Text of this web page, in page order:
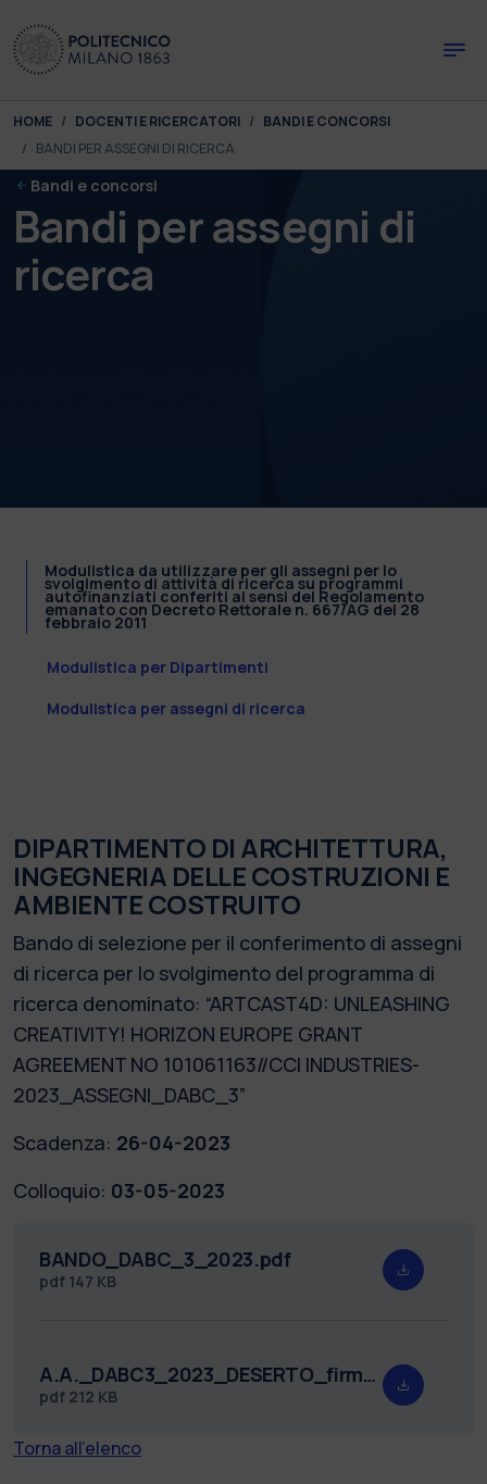
You are here:
HOME DOCENTI E RICERCATORI
BANDI E CONCORSI
BANDI PER ASSEGNI DI RICERCA
Bandi e concorsi
Bandi per assegni di
ricerca
Modulistica da utilizzare per gli assegni per lo
svolgimento di attività di ricerca su programmi
autofinanziati conferiti ai sensi del Regolamento
emanato con Decreto Rettorale n. 667/AG del 28
febbraio 2011
Modulistica per Dipartimenti
Modulistica per assegni di ricerca
DIPARTIMENTO DI ARCHITETTURA,
INGEGNERIA DELLE COSTRUZIONI E
AMBIENTE COSTRUITO
Bando di selezione per il conferimento di assegni
di ricerca per lo svolgimento del programma di
ricerca denominato: “ARTCAST4D: UNLEASHING
CREATIVITY! HORIZON EUROPE GRANT
AGREEMENT NO 101061163//CCI INDUSTRIES-
2023_ASSEGNI_DABC_3”
Scadenza: 26-04-2023
Colloquio: 03-05-2023
BANDO_DABC_3_2023.pdf
pdf 147 KB
A.A._DABC3_2023_DESERTO_firmato.pdf
pdf 212 KB
Torna all'elenco